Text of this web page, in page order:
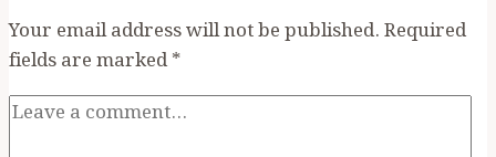
Your email address will not be published.Required
fields are marked*